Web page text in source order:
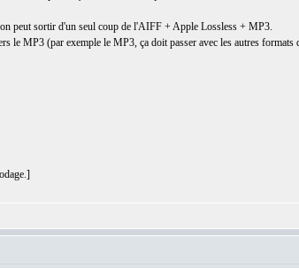
peut sortir d'un seul coup de l'AIFF + Apple Lossless + MP3.
le MP3 (par exemple le MP3, ça doit passer avec les autres formats